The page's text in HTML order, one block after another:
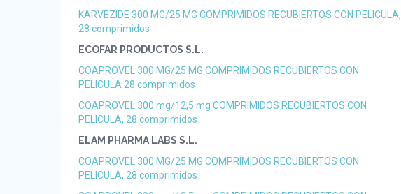
KARVEZIDE 300 MG/25 MG COMPRIMIDOS RECUBIERTOS CON PELICULA,
28 comprimidos
ECOFAR PRODUCTOS S.L.
COAPROVEL 300 MG/25 MG COMPRIMIDOS RECUBIERTOS CON
PELICULA 28 comprimidos
COAPROVEL 300 mg/12,5 mg COMPRIMIDOS RECUBIERTOS CON
PELICULA, 28 comprimidos
ELAM PHARMA LABS S.L.
COAPROVEL 300 MG/25 MG COMPRIMIDOS RECUBIERTOS CON
PELICULA, 28 comprimidos